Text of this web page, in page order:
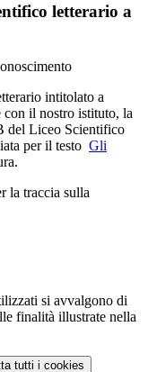
letterario a
intitolato a
il nostro istituto, la
del Liceo Scientifico
per il testo Gli
la traccia sulla
si avvalgono di
finalità illustrate nella
tutti i cookies